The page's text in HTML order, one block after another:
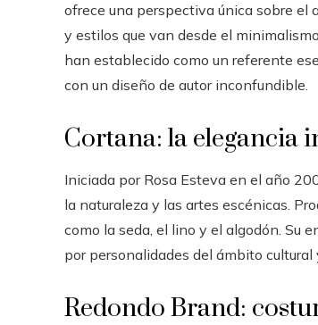
ofrece una perspectiva única sobre el
y estilos que van desde el
han establecido como un referente
con un diseño de autor inconfundible.
Cortana: la elegancia
Iniciada por Rosa Esteva en el año
la naturaleza y las artes escénicas.
como la seda, el lino y el algodón. Su
por personalidades del ámbito cultural
Redondo Brand: